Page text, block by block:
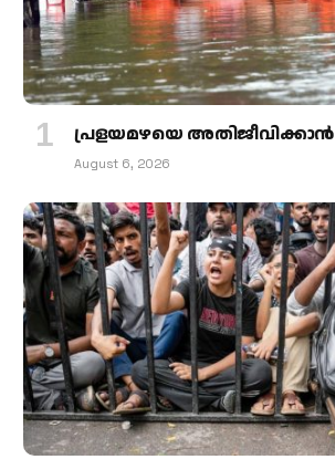
പ്രളയമഴയെ അതിജീവിക്കാന്‍
August 6, 2026